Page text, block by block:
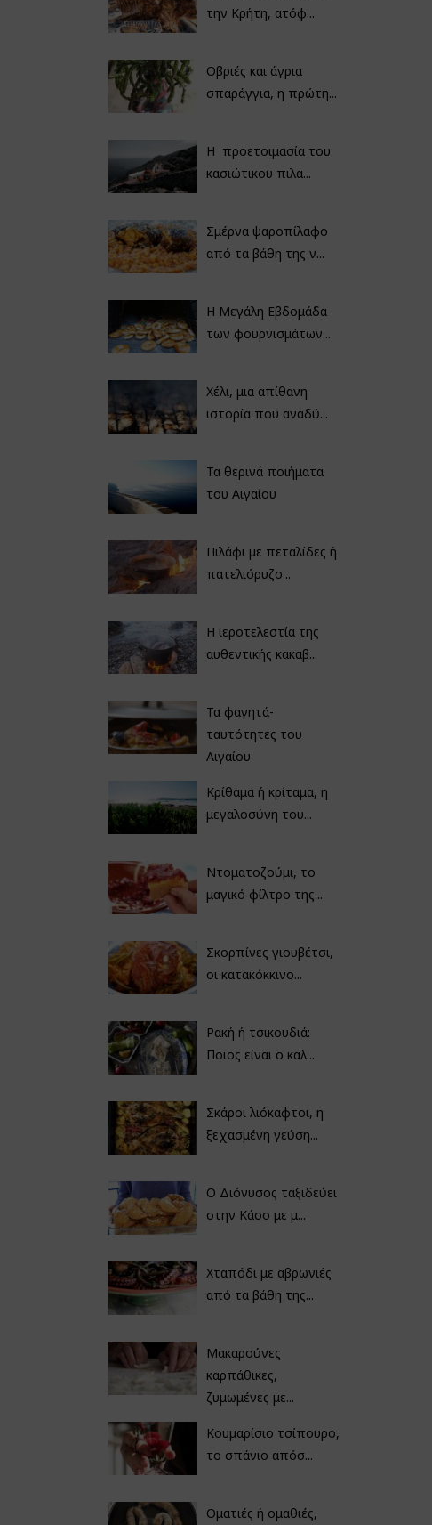
την Κρήτη, ατόφ...
Οβριές και άγρια
σπαράγγια, η πρώτη...
Η προετοιμασία του
κασιώτικου πιλα...
Σμέρνα ψαροπίλαφο
από τα βάθη της ν...
Η Μεγάλη Εβδομάδα
των φουρνισμάτων...
Χέλι, μια απίθανη
ιστορία που αναδύ...
Τα θερινά ποιήματα
του Αιγαίου
Πιλάφι με πεταλίδες ή
πατελιόρυζο...
Η ιεροτελεστία της
αυθεντικής κακαβ...
Τα φαγητά-
ταυτότητες του
Αιγαίου
Κρίθαμα ή κρίταμα, η
μεγαλοσύνη του...
Ντοματοζούμι, το
μαγικό φίλτρο της...
Σκορπίνες γιουβέτσι,
οι κατακόκκινο...
Ρακή ή τσικουδιά:
Ποιος είναι ο καλ...
Σκάροι λιόκαφτοι, η
ξεχασμένη γεύση...
Ο Διόνυσος ταξιδεύει
στην Κάσο με μ...
Χταπόδι με αβρωνιές
από τα βάθη της...
Μακαρούνες
καρπάθικες,
ζυμωμένες με...
Κουμαρίσιο τσίπουρο,
το σπάνιο απόσ...
Οματιές ή ομαθιές,